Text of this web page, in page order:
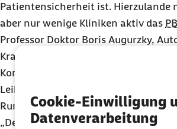
Cookie-Einwilligung
Datenverarbeitung
Patientensicherheit ist. Hierzulande
aber nur wenige Kliniken aktiv das
Professor Doktor Boris Augurzky,
Krankenhausreports und Leiter des
Kompetenzbereichs „Gesundheit“ am
Leibniz-Institut für
Rund 40 Krankenhäuser seien
„DeutschenPBM-Netzwerk“.